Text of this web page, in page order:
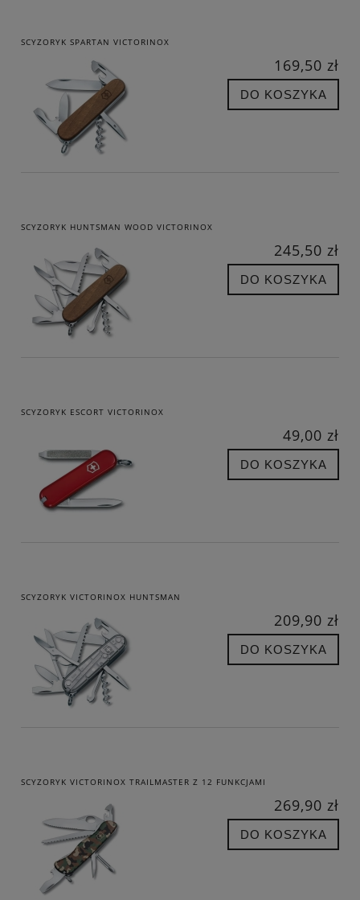
SCYZORYK SPARTAN VICTORINOX
169,50 zł
DO KOSZYKA
SCYZORYK HUNTSMAN WOOD VICTORINOX
245,50 zł
DO KOSZYKA
SCYZORYK ESCORT VICTORINOX
49,00 zł
DO KOSZYKA
SCYZORYK VICTORINOX HUNTSMAN
209,90 zł
DO KOSZYKA
SCYZORYK VICTORINOX TRAILMASTER Z 12 FUNKCJAMI
269,90 zł
DO KOSZYKA